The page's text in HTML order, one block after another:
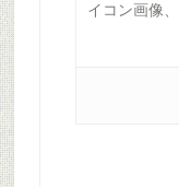
イコン画像